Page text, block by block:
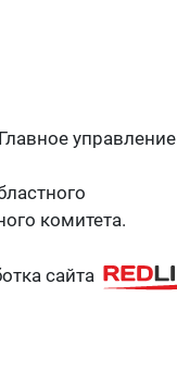
управление
комитета.
сайта